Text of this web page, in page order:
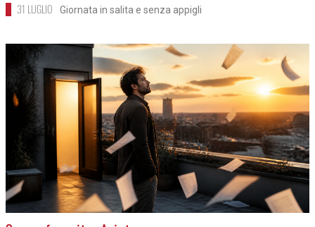
31 LUGLIO Giornata in salita e senza appigli
>